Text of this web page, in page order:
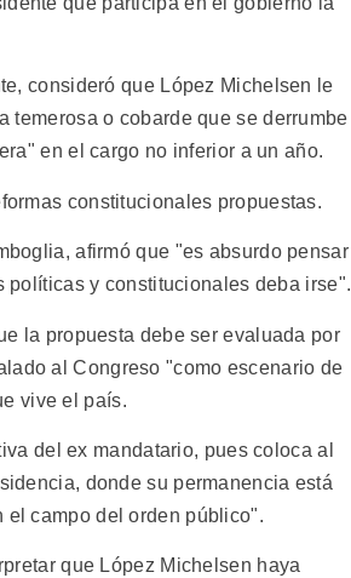
consideró que López Michelsen le
temerosa o cobarde que se derrumbe
en el cargo no inferior a un año.
constitucionales propuestas.
afirmó que "es absurdo pensar
políticas y constitucionales deba irse".
la propuesta debe ser evaluada por
al Congreso "como escenario de
vive el país.
del ex mandatario, pues coloca al
donde su permanencia está
el campo del orden público".
que López Michelsen haya